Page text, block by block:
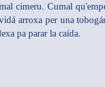
cimeru. Cumal
arroxa per una
pa parar la caída.